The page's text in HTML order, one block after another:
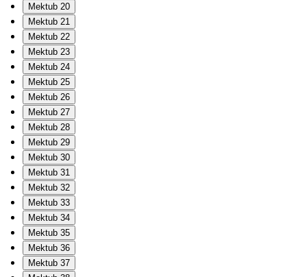
Mektub 20
Mektub 21
Mektub 22
Mektub 23
Mektub 24
Mektub 25
Mektub 26
Mektub 27
Mektub 28
Mektub 29
Mektub 30
Mektub 31
Mektub 32
Mektub 33
Mektub 34
Mektub 35
Mektub 36
Mektub 37